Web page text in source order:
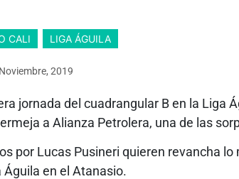
CALI LIGA ÁGUILA
Noviembre, 2019
jornada del cuadrangular B en la Liga
a Alianza Petrolera, una de las
por Lucas Pusineri quieren revancha
Águila en el Atanasio.